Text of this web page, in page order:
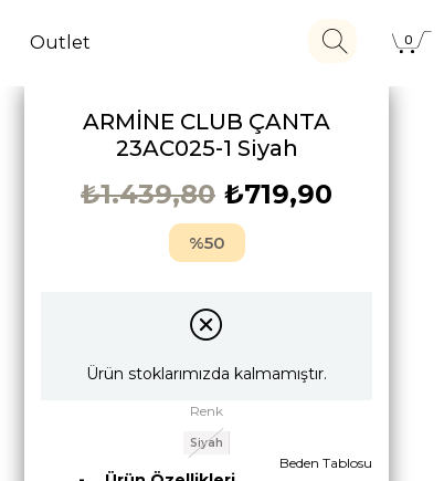
Outlet 0
ARMİNE CLUB ÇANTA
23AC025-1 Siyah
₺1.439,80 ₺719,90
50
Ürün stoklarımızda kalmamıştır.
Renk
Siyah
Beden Tablosu